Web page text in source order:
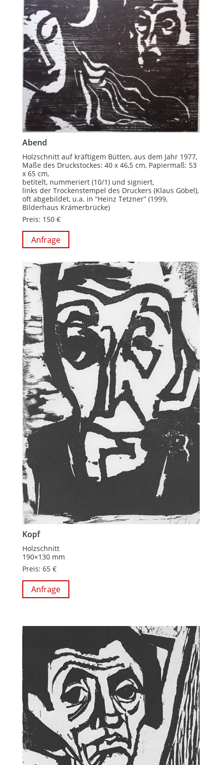
Abend
Holzschnitt auf kräftigem Bütten, aus dem Jahr 1977,
Maße des Druckstockes: 40 x 46,5 cm, Papiermaß: 53
x 65 cm,
betitelt, nummeriert (10/1) und signiert,
links der Trockenstempel des Druckers (Klaus Göbel),
oft abgebildet, u.a. in “Heinz Tetzner” (1999,
Bilderhaus Krämerbrücke)
Preis: 150 €
Anfrage
Kopf
Holzschnitt
190×130 mm
Preis: 65 €
Anfrage